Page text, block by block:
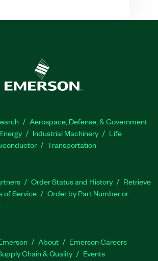
Aerospace, Defense, & Government
Energy Industrial Machinery
Life
Transportation
Order Status and History
Retrieve
of Service
Order by Part Number or
About
Emerson Careers
Chain & Quality Events